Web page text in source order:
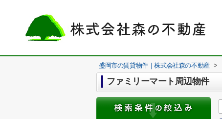
盛岡市の賃貸物件｜株式会社森の不動産 >
ファミリーマート周辺物件